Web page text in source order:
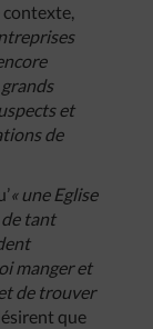
contexte,
grands
et
de
« une Eglise
de tant
mangeret
de trouver
que